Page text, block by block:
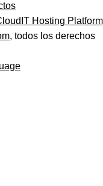
Hosting Platform
, todos los derechos